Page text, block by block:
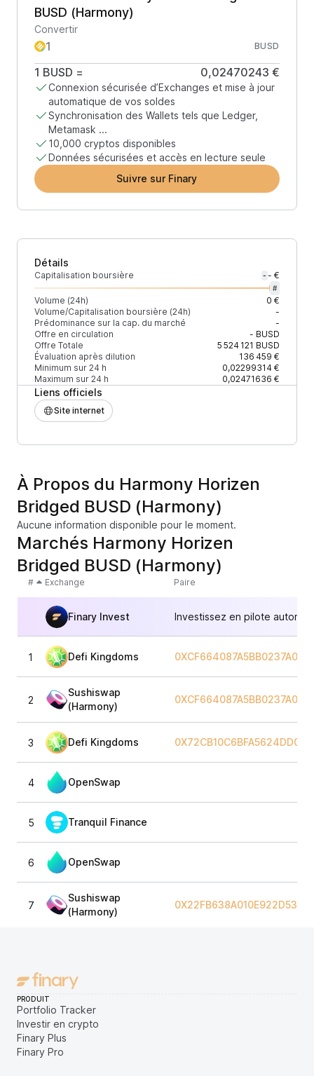
BUSD (Harmony)
Convertir
BUSD
1 BUSD = 0,02470243 €
Connexion sécurisée d’Exchanges et mise à jour
automatique de vos soldes
Synchronisation des Wallets tels que Ledger,
Metamask ...
10,000 cryptos disponibles
Données sécurisées et accès en lecture seule
Suivre sur Finary
Détails
Capitalisation boursière - - €
#
Volume (24h)
0 €
Volume/Capitalisation boursière (24h)
-
Prédominance sur la cap. du marché
-
Offre en circulation
- BUSD
Offre Totale
5 524 121 BUSD
Évaluation après dilution
136 459 €
Minimum sur 24 h
0,02299314 €
Maximum sur 24 h
0,02471636 €
Liens officiels
Site internet
À Propos du Harmony Horizen
Bridged BUSD (Harmony)
Aucune information disponible pour le moment.
Marchés Harmony Horizen
Bridged BUSD (Harmony)
# Exchange Paire
Finary Invest Investissez en pilote
1 Defi Kingdoms
2
Sushiswap
(Harmony)
3 Defi Kingdoms
4 OpenSwap
5 Tranquil Finance
6 OpenSwap
7
Sushiswap
(Harmony)
PRODUIT
Portfolio Tracker
Investir en crypto
Finary Plus
Finary Pro